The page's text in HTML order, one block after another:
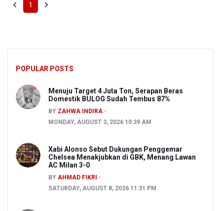
1
POPULAR POSTS
Menuju Target 4 Juta Ton, Serapan Beras
Domestik BULOG Sudah Tembus 87%
BY ZAHWA INDIRA
MONDAY, AUGUST 3, 2026 10:39 AM
Xabi Alonso Sebut Dukungan Penggemar
Chelsea Menakjubkan di GBK, Menang Lawan
AC Milan 3-0
BY AHMAD FIKRI
SATURDAY, AUGUST 8, 2026 11:31 PM